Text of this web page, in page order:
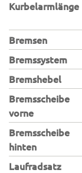
Kurbelarmlänge
Bremsen
Bremssystem
Bremshebel
Bremsscheibe
vorne
Bremsscheibe
hinten
Laufradsatz